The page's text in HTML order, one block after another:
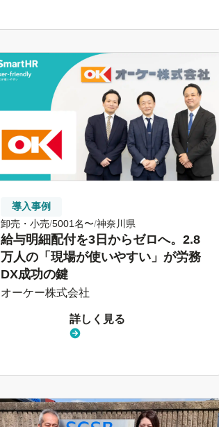
導入事例
卸売・小売 5001名〜 神奈川県
給与明細配付を3日からゼロへ。2.8
万人の「現場が使いやすい」が労務
DX成功の鍵
オーケー株式会社
詳しく見る